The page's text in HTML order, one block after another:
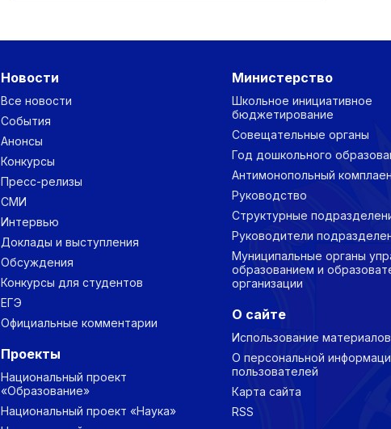
Новости
Все новости
События
Анонсы
Конкурсы
Пресс-релизы
СМИ
Интервью
Доклады и выступления
Обсуждения
Конкурсы для студентов
ЕГЭ
Официальные комментарии
Проекты
Национальный проект
«Образование»
Национальный проект «Наука»
Министерство
Школьное инициативное
бюджетирование
Совещательные органы
Год дошкольного
Антимонопольный
Руководство
Структурные
Руководители
Муниципальные органы
образованием и
организации
О сайте
Использование материалов
О персональной
пользователей
Карта сайта
RSS